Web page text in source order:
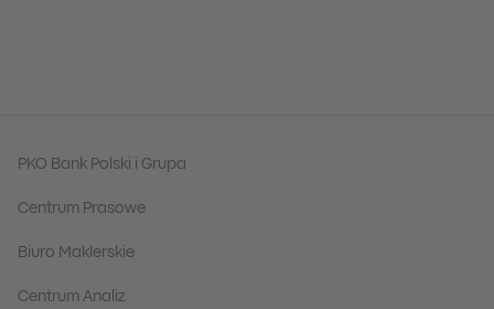
PKO Bank Polski i Grupa
Centrum Prasowe
Biuro Maklerskie
Centrum Analiz